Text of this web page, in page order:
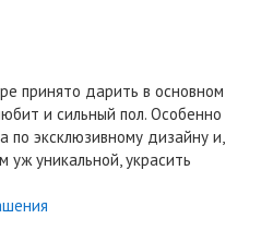
принято дарить в основном
и сильный пол. Особенно
по эксклюзивному дизайну и,
уж уникальной, украсить